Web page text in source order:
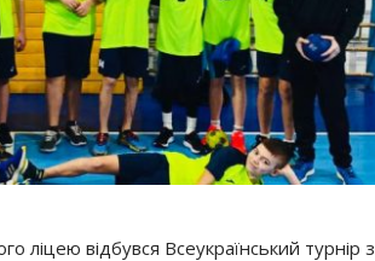
ліцею відбувся Всеукраїнський турнір з